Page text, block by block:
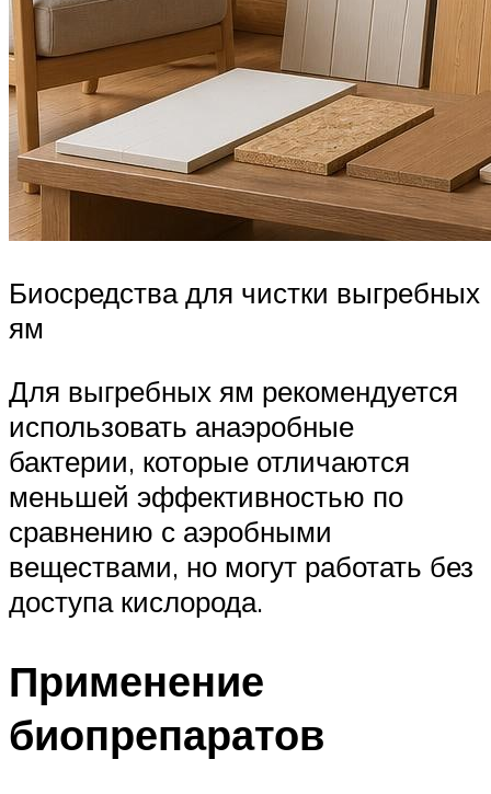
Биосредства для чистки выгребных
ям
Для выгребных ям рекомендуется
использовать анаэробные
бактерии, которые отличаются
меньшей эффективностью по
сравнению с аэробными
веществами, но могут работать без
доступа кислорода.
Применение
биопрепаратов